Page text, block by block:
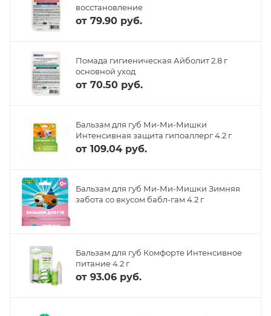
восстановление
от 79.90 руб.
Помада гигиеническая Айболит 2.8 г
основной уход
от 70.50 руб.
Бальзам для губ Ми-Ми-Мишки
Интенсивная защита гипоаллерг 4.2 г
от 109.04 руб.
Бальзам для губ Ми-Ми-Мишки Зимняя
забота со вкусом бабл-гам 4.2 г
Бальзам для губ Комфорте Интенсивное
питание 4.2 г
от 93.06 руб.